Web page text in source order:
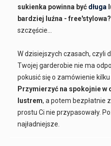
sukienka powinna być długa
bardziej luźna - free'stylowa?
szczęście...
W dzisiejszych czasach, czyli
Twojej garderobie nie ma
pokusić się o zamówienie kilku
Przymierzyć na spokojnie w
lustrem, a potem bezpłatnie
prostu Ci nie przypasowały.
najładniejsze.